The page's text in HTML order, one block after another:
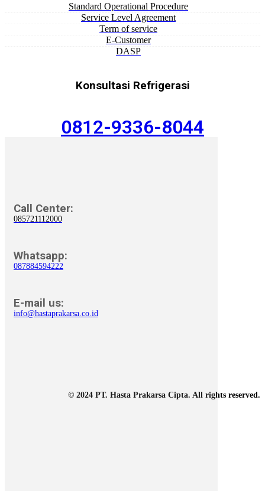
Standard Operational Procedure
Service Level Agreement
Term of service
E-Customer
DASP
Konsultasi Refrigerasi
0812-9336-8044
Call Center:
085721112000
Whatsapp:
087884594222
E-mail us:
info@hastaprakarsa.co.id
© 2024 PT. Hasta Prakarsa Cipta. All rights reserved.